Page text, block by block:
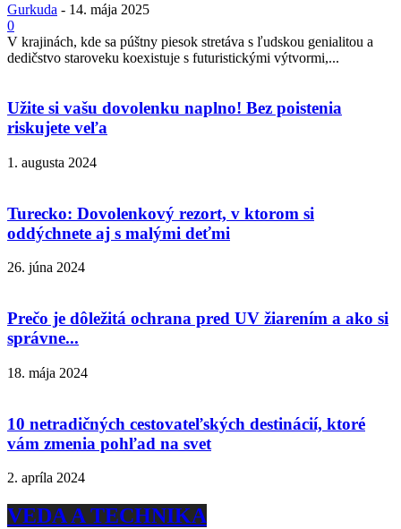
Gurkuda - 14. mája 2025
0
V krajinách, kde sa púštny piesok stretáva s ľudskou genialitou a
dedičstvo staroveku koexistuje s futuristickými výtvormi,...
Užite si vašu dovolenku naplno! Bez poistenia
riskujete veľa
1. augusta 2024
Turecko: Dovolenkový rezort, v ktorom si
oddýchnete aj s malými deťmi
26. júna 2024
Prečo je dôležitá ochrana pred UV žiarením a ako si
správne...
18. mája 2024
10 netradičných cestovateľských destinácií, ktoré
vám zmenia pohľad na svet
2. apríla 2024
VEDA A TECHNIKA